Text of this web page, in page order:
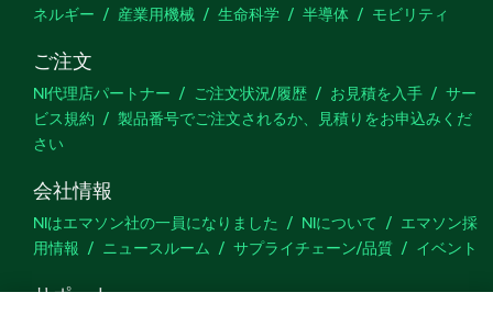
ネルギー
産業用機械 生命科学 半導体 モビリティ
ご注文
NI代理店パートナー ご注文状況/履歴 お見積を入手
サー
ビス規約
製品番号でご注文されるか、見積りをお申込みくだ
さい
会社情報
NIはエマソン社の一員になりました NIについて
エマソン採
用情報
ニュースルーム サプライチェーン/品質 イベント
サポート